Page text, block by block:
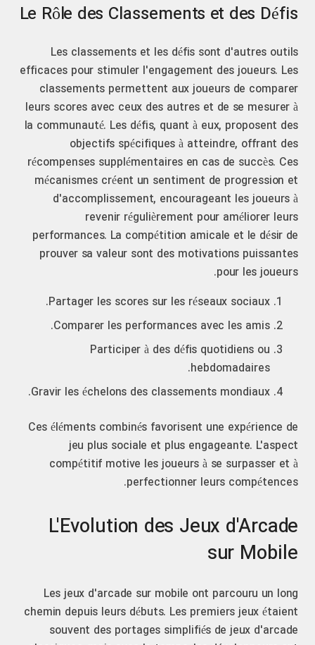
Le Rôle des Classements et des Défis
Les classements et les défis sont d'autres outils
efficaces pour stimuler l'engagement des joueurs. Les
classements permettent aux joueurs de comparer
leurs scores avec ceux des autres et de se mesurer à
la communauté. Les défis, quant à eux, proposent des
objectifs spécifiques à atteindre, offrant des
récompenses supplémentaires en cas de succès. Ces
mécanismes créent un sentiment de progression et
d'accomplissement, encourageant les joueurs à
revenir régulièrement pour améliorer leurs
performances. La compétition amicale et le désir de
prouver sa valeur sont des motivations puissantes
pour les joueurs.
Partager les scores sur les réseaux sociaux.
Comparer les performances avec les amis.
Participer à des défis quotidiens ou
hebdomadaires.
Gravir les échelons des classements mondiaux.
Ces éléments combinés favorisent une expérience de
jeu plus sociale et plus engageante. L'aspect
compétitif motive les joueurs à se surpasser et à
perfectionner leurs compétences.
L'Evolution des Jeux d'Arcade
sur Mobile
Les jeux d'arcade sur mobile ont parcouru un long
chemin depuis leurs débuts. Les premiers jeux étaient
souvent des portages simplifiés de jeux d'arcade